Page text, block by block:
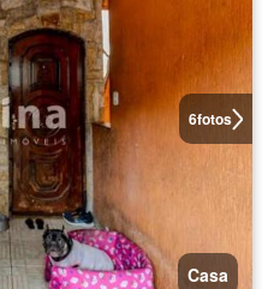
6fotos
Casa